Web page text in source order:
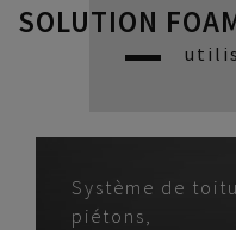
SOLUTION
Système de
piétons,